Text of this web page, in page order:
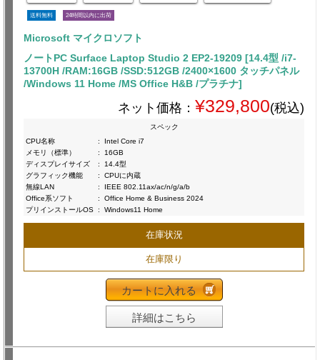
送料無料 24時間以内に出荷
Microsoft マイクロソフト
ノートPC Surface Laptop Studio 2 EP2-19209 [14.4型 /i7-
13700H /RAM:16GB /SSD:512GB /2400×1600 タッチパネル
/Windows 11 Home /MS Office H&B /プラチナ]
ネット価格： ¥329,800(税込)
スペック
CPU名称
:
Intel Core i7
メモリ（標準）
:
16GB
ディスプレイサイズ
:
14.4型
グラフィック機能
:
CPUに内蔵
無線LAN
:
IEEE 802.11ax/ac/n/g/a/b
Office系ソフト
:
Office Home & Business 2024
プリインストールOS : Windows11 Home
在庫状況
在庫限り
カートに入れる
詳細はこちら